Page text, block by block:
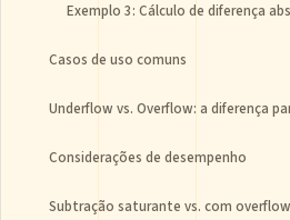
Exemplo 3: Cálculo de diferença
Casos de uso comuns
Underflow vs. Overflow: a diferença
Considerações de desempenho
Subtração saturante vs. com overflow